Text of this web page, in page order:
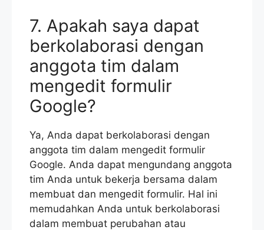
7. Apakah saya dapat
berkolaborasi dengan
anggota tim dalam
mengedit formulir
Google?
Ya, Anda dapat berkolaborasi dengan
anggota tim dalam mengedit formulir
Google. Anda dapat mengundang anggota
tim Anda untuk bekerja bersama dalam
membuat dan mengedit formulir. Hal ini
memudahkan Anda untuk berkolaborasi
dalam membuat perubahan atau